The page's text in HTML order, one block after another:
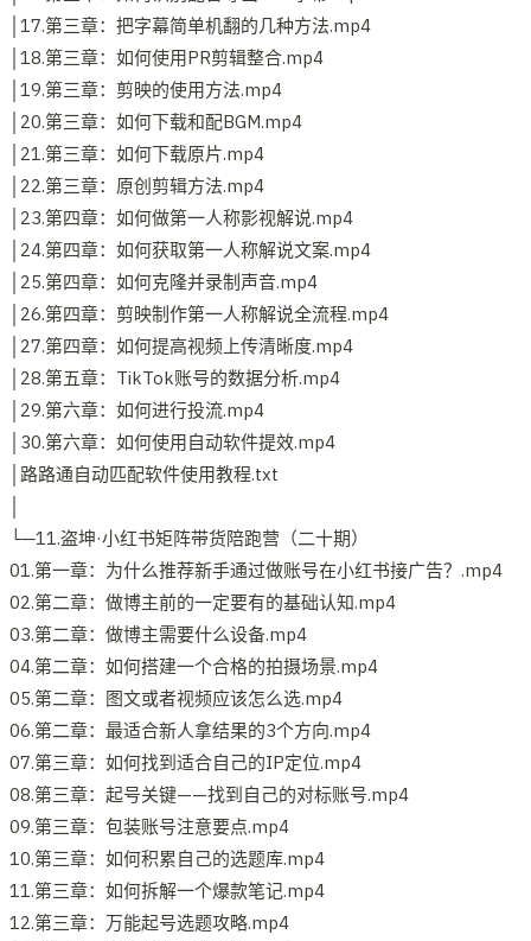
│17.第三章：把字幕简单机翻的几种方法.mp4
│18.第三章：如何使用PR剪辑整合.mp4
│19.第三章：剪映的使用方法.mp4
│20.第三章：如何下载和配BGM.mp4
│21.第三章：如何下载原片.mp4
│22.第三章：原创剪辑方法.mp4
│23.第四章：如何做第一人称影视解说.mp4
│24.第四章：如何获取第一人称解说文案.mp4
│25.第四章：如何克隆并录制声音.mp4
│26.第四章：剪映制作第一人称解说全流程.mp4
│27.第四章：如何提高视频上传清晰度.mp4
│28.第五章：TikTok账号的数据分析.mp4
│29.第六章：如何进行投流.mp4
│30.第六章：如何使用自动软件提效.mp4
│路路通自动匹配软件使用教程.txt
└─11.盗坤·小红书矩阵带货陪跑营（二十期）
01.第一章：为什么推荐新手通过做账号在小红书接广告？.mp4
02.第二章：做博主前的一定要有的基础认知.mp4
03.第二章：做博主需要什么设备.mp4
04.第二章：如何搭建一个合格的拍摄场景.mp4
05.第二章：图文或者视频应该怎么选.mp4
06.第二章：最适合新人拿结果的3个方向.mp4
07.第三章：如何找到适合自己的IP定位.mp4
08.第三章：起号关键——找到自己的对标账号.mp4
09.第三章：包装账号注意要点.mp4
10.第三章：如何积累自己的选题库.mp4
11.第三章：如何拆解一个爆款笔记.mp4
12.第三章：万能起号选题攻略.mp4